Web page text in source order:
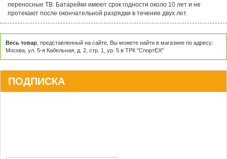
переносные ТВ. Батарейки имеют срок годности около 10 лет и не
протекают после окончательной разрядки в течение двух лет.
Весь товар , представленный на сайте, Вы можете найти в магазине по адресу:
Москва, ул. 5-я Кабельная, д. 2, стр. 1, ур. 5 в ТРК "СпортЕХ"
ПОДПИСКА